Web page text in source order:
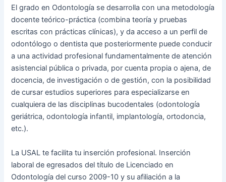
El grado en Odontología se desarrolla con una metodología
docente teórico-práctica (combina teoría y pruebas
escritas con prácticas clínicas), y da acceso a un perfil de
odontólogo o dentista que posteriormente puede conducir
a una actividad profesional fundamentalmente de atención
asistencial pública o privada, por cuenta propia o ajena, de
docencia, de investigación o de gestión, con la posibilidad
de cursar estudios superiores para especializarse en
cualquiera de las disciplinas bucodentales (odontología
geriátrica, odontología infantil, implantología, ortodoncia,
etc.).
La USAL te facilita tu inserción profesional. Inserción
laboral de egresados del título de Licenciado en
Odontología del curso 2009-10 y su afiliación a la